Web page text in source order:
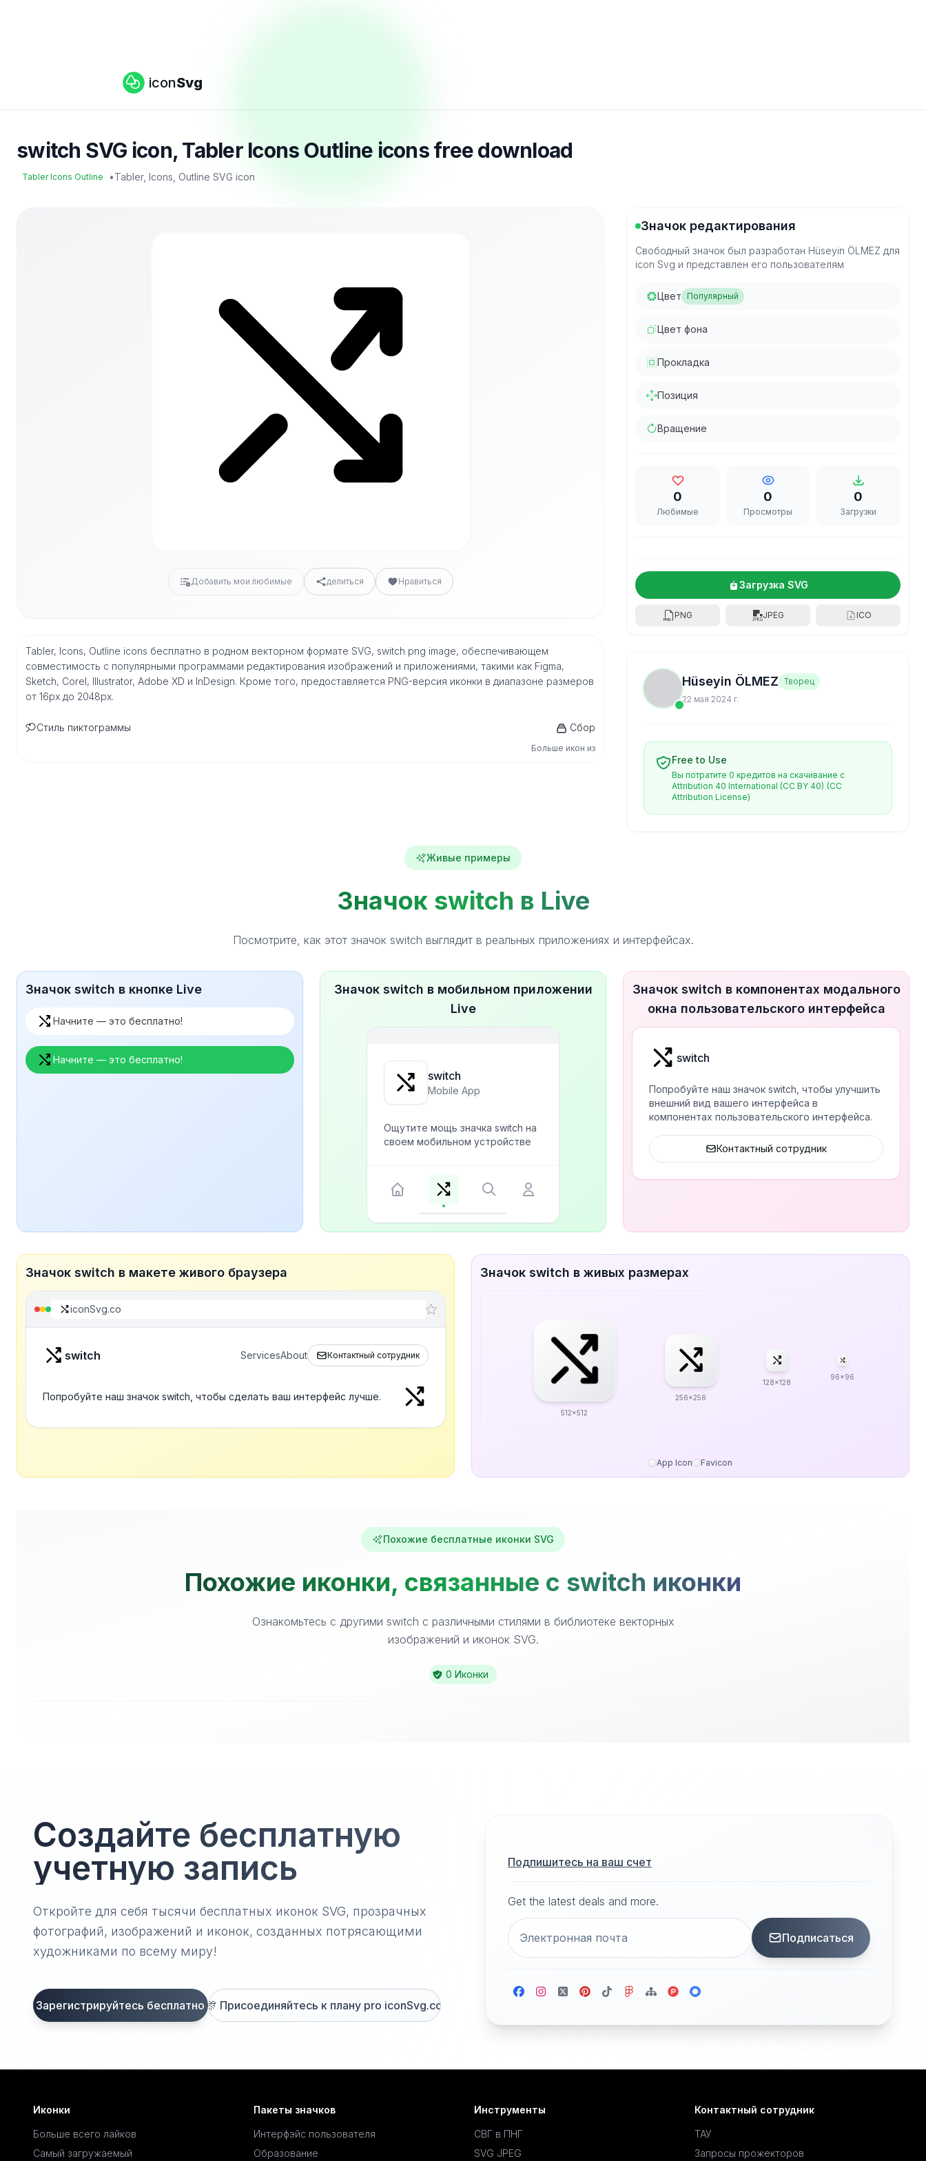
iconSvg
switch SVG icon, Tabler Icons Outline icons free download
Tabler Icons Outline •Tabler, Icons, Outline SVG icon
Добавить мои любимые делиться Нравиться
Tabler, Icons, Outline icons бесплатно в родном векторном формате SVG, switch png image, обеспечивающем
совместимость с популярными программами редактирования изображений и приложениями, такими как Figma,
Sketch, Corel, Illustrator, Adobe XD и InDesign. Кроме того, предоставляется PNG-версия иконки в диапазоне размеров
от 16px до 2048px.
Стиль пиктограммы Сбор
Больше икон из
Значок редактирования
Свободный значок был разработан Hüseyin ÖLMEZ для
icon Svg и представлен его пользователям
Цвет Популярный
Цвет фона
Прокладка
Позиция
Вращение
0
Любимые
0
Просмотры
0
Загрузки
Загрузка SVG
PNG JPEG ICO
Hüseyin ÖLMEZ Творец
22 мая 2024 г.
Free to Use
Вы потратите 0 кредитов на скачивание с
Attribution 40 International (CC BY 40) (CC
Attribution License)
Живые примеры
Значок switch в Live
Посмотрите, как этот значок switch выглядит в реальных приложениях и интерфейсах.
Значок switch в кнопке Live
Начните — это бесплатно!
Начните — это бесплатно!
Значок switch в мобильном приложении
Live
switch
Mobile App
Ощутите мощь значка switch на
своем мобильном устройстве
Значок switch в компонентах модального
окна пользовательского интерфейса
switch
Попробуйте наш значок switch, чтобы улучшить
внешний вид вашего интерфейса в
компонентах пользовательского интерфейса.
Контактный сотрудник
Значок switch в макете живого браузера
iconSvg.co
switch ServicesAbout Контактный сотрудник
Попробуйте наш значок switch, чтобы сделать ваш интерфейс лучше.
Значок switch в живых размерах
512x512
256x256
128x128
96x96
App Icon Favicon
Похожие бесплатные иконки SVG
Похожие иконки, связанные с switch иконки
Ознакомьтесь с другими switch с различными стилями в библиотеке векторных
изображений и иконок SVG.
0 Иконки
Создайте бесплатную
учетную запись
Откройте для себя тысячи бесплатных иконок SVG, прозрачных
фотографий, изображений и иконок, созданных потрясающими
художниками по всему миру!
Зарегистрируйтесь бесплатно 🎊 Присоединяйтесь к плану pro iconSvg.co
Подпишитесь на ваш счет
Get the latest deals and more.
Подписаться
Иконки
Больше всего лайков
Самый загружаемый
Пакеты значков
Интерфэйс пользователя
Образование
Инструменты
СВГ в ПНГ
SVG JPEG
Контактный сотрудник
ТАУ
Запросы прожекторов